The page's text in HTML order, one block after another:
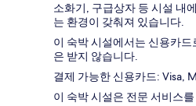
소화기, 구급상자 등 시설 내
는 환경이 갖춰져 있습니다.
이 숙박 시설에서는 신용카
은 받지 않습니다.
결제 가능한 신용카드: Visa,
이 숙박 시설은 전문 서비스